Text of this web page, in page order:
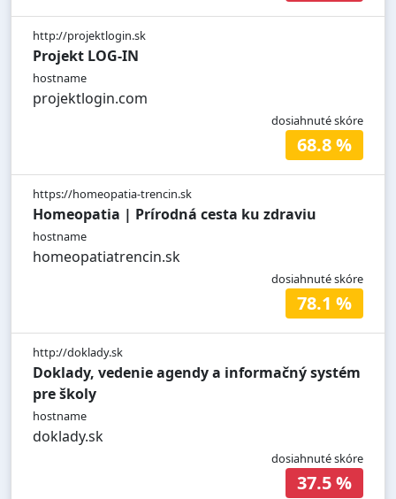
http://projektlogin.sk
Projekt LOG-IN
hostname
projektlogin.com
dosiahnuté skóre
68.8 %
https://homeopatia-trencin.sk
Homeopatia | Prírodná cesta ku zdraviu
hostname
homeopatiatrencin.sk
dosiahnuté skóre
78.1 %
http://doklady.sk
Doklady, vedenie agendy a informačný systém
pre školy
hostname
doklady.sk
dosiahnuté skóre
37.5 %